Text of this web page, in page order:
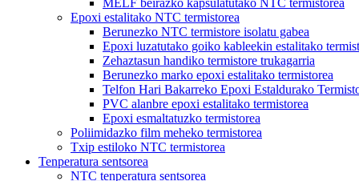
Epoxi estalitako NTC termistorea
Berunezko NTC termistore isolatu gabea
Epoxi luzatutako goiko kableekin estalitako
Zehaztasun handiko termistore trukagarria
Berunezko marko epoxi estalitako termistorea
Telfon Hari Bakarreko Epoxi Estaldurako
PVC alanbre epoxi estalitako termistorea
Epoxi esmaltatuzko termistorea
Poliimidazko film meheko termistorea
Txip estiloko NTC termistorea
Tenperatura sentsorea
NTC tenperatura sentsorea